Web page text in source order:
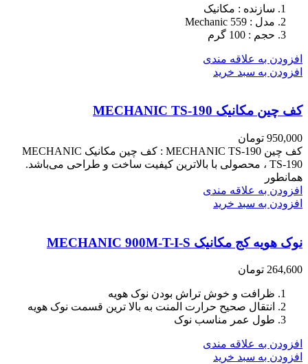
سازنده : مکانیک
مدل : Mechanic 559
حجم : 100 گرم
افزودن به علاقه مندی
افزودن به سبد خرید
کف چین مکانیک MECHANIC TS-190
950,000 تومان
کف چین MECHANIC TS-190 : کف چین مکانیک MECHANIC
TS-190 ، محصولی با بالاترین کیفیت ساخت و طراحی می‌باشد.
همانطور
افزودن به علاقه مندی
افزودن به سبد خرید
نوک هویه کج مکانیک MECHANIC 900M-T-I-S
264,600 تومان
ظرافت و خوش تراش بودن نوک هویه
انتقال صحیح حرارت المنت به بالا ترین قسمت نوک هویه
طول عمر مناسب نوک
افزودن به علاقه مندی
افزودن به سبد خرید